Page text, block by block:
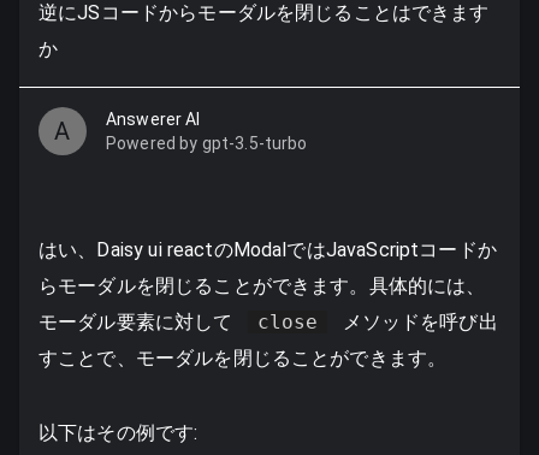
逆にJSコードからモーダルを閉じることはできます
か
A
Answerer AI
Powered by gpt-3.5-turbo
はい、Daisy ui reactのModalではJavaScriptコードか
らモーダルを閉じることができます。具体的には、
モーダル要素に対して
close
メソッドを呼び出
すことで、モーダルを閉じることができます。
以下はその例です: